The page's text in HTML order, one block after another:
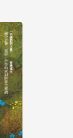
書櫃開通申請